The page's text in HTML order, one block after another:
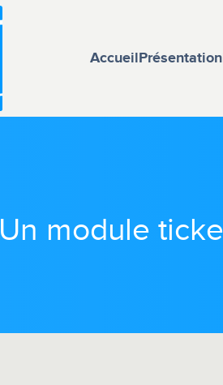
AccueilPrésentation
Un module